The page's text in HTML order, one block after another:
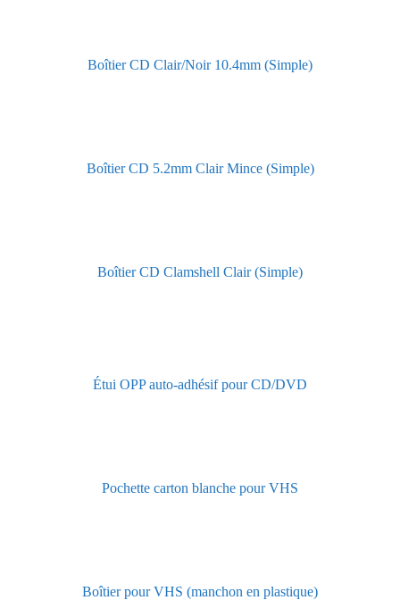
Boîtier CD Clair/Noir 10.4mm (Simple)
Boîtier CD 5.2mm Clair Mince (Simple)
Boîtier CD Clamshell Clair (Simple)
Étui OPP auto-adhésif pour CD/DVD
Pochette carton blanche pour VHS
Boîtier pour VHS (manchon en plastique)